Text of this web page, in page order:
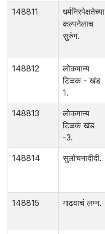
148811
धर्मनिरपेक्षतेच्या
कल्पनेलाच
सुरुंग.
148812
लोकमान्य
टिळक - खंड
1.
148813
लोकमान्य
टिळक खंड
-3.
148814 सुलोचनादीदी.
148815 गाढवाचं लग्न.